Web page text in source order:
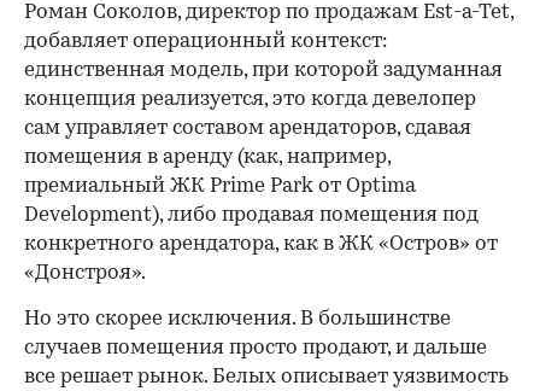
Роман Соколов, директор по продажам Est-a-Tet,
добавляет операционный контекст:
единственная модель, при которой задуманная
концепция реализуется, это когда девелопер
сам управляет составом арендаторов, сдавая
помещения в аренду (как, например,
премиальный ЖК Prime Park от Optima
Development), либо продавая помещения под
конкретного арендатора, как в ЖК «Остров» от
«Донстроя».
Но это скорее исключения. В большинстве
случаев помещения просто продают, и дальше
все решает рынок. Белых описывает уязвимость